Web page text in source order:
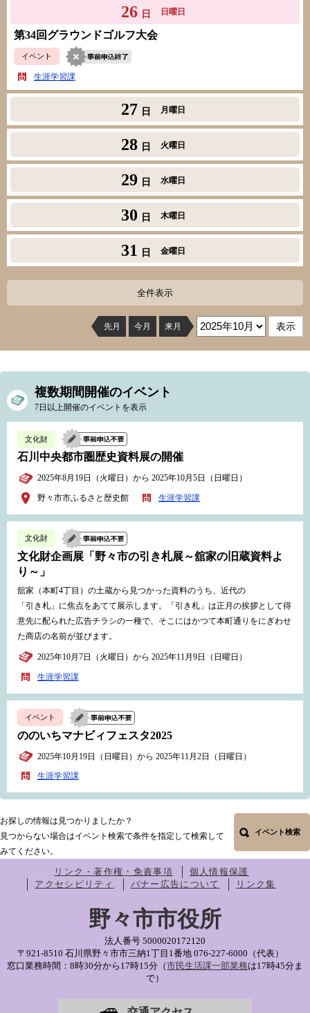
26 日 日曜日
第34回グラウンドゴルフ大会
イベント
生涯学習課
27 日 月曜日
28 日 火曜日
29 日 水曜日
30 日 木曜日
31 日 金曜日
全件表示
先月 今月 来月
複数期間開催のイベント
7日以上開催のイベントを表示
文化財
石川中央都市圏歴史資料展の開催
2025年8月19日（火曜日）から 2025年10月5日（日曜日）
野々市市ふるさと歴史館 生涯学習課
文化財
文化財企画展「野々市の引き札展～舘家の旧蔵資料よ
り～」
舘家（本町4丁目）の土蔵から見つかった資料のうち、近代の
「引き札」に焦点をあてて展示します。「引き札」は正月の挨拶として得
意先に配られた広告チラシの一種で、そこにはかつて本町通りをにぎわせ
た商店の名前が並びます。
2025年10月7日（火曜日）から 2025年11月9日（日曜日）
生涯学習課
イベント
ののいちマナビィフェスタ2025
2025年10月19日（日曜日）から 2025年11月2日（日曜日）
生涯学習課
お探しの情報は見つかりましたか？
見つからない場合はイベント検索で条件を指定して検索して
みてください。
イベント検索
リンク・著作権・免責事項
個人情報保護
アクセシビリティ
バナー広告について リンク集
野々市市役所
法人番号 5000020172120
〒921-8510 石川県野々市市三納1丁目1番地 076-227-6000（代表）
窓口業務時間：8時30分から17時15分（市民生活課一部業務は17時45分ま
で）